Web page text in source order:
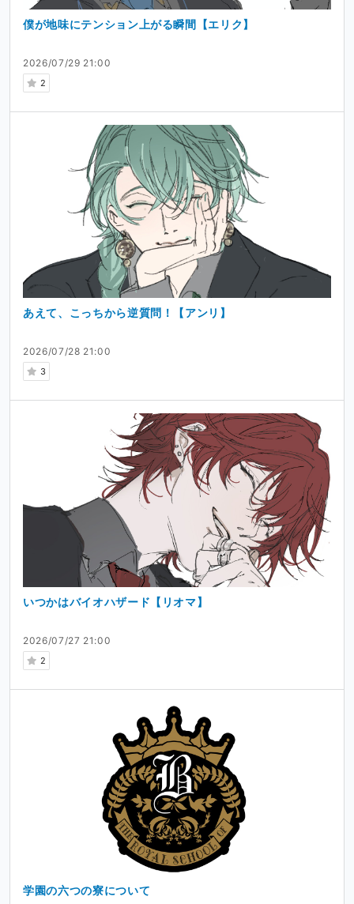
2026/07/29 21:00
2
僕が地味にテンション上がる瞬間【エリク】
2026/07/28 21:00
3
あえて、こっちから逆質問！【アンリ】
2026/07/27 21:00
2
いつかはバイオハザード【リオマ】
学園の六つの寮について